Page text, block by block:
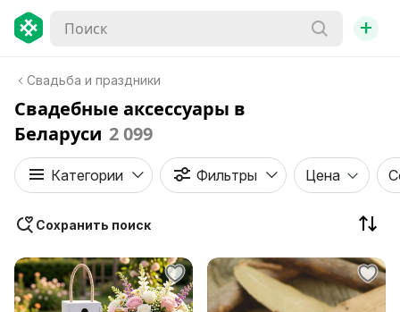
+
Свадьба и праздники
Свадебные аксессуары в
Беларуси 2 099
Категории Фильтры Цена
Сохранить поиск